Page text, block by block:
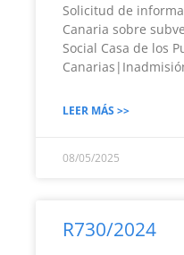
Solicitud de
Canaria sobre
Social Casa de los
LEER MÁS >>
08/05/2025
R730/2024